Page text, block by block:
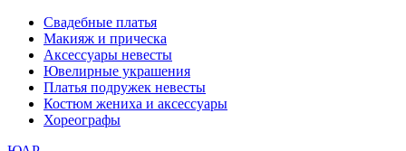
Свадебные платья
Макияж и прическа
Аксессуары невесты
Ювелирные украшения
Платья подружек невесты
Костюм жениха и аксессуары
Хореографы